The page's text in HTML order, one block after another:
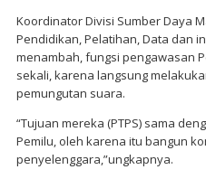
Koordinator Divisi Sumber Daya
Pendidikan, Pelatihan, Data dan
menambah, fungsi pengawasan
sekali, karena langsung
pemungutan suara.
“Tujuan mereka (PTPS) sama
Pemilu, oleh karena itu bangun
penyelenggara,”ungkapnya.